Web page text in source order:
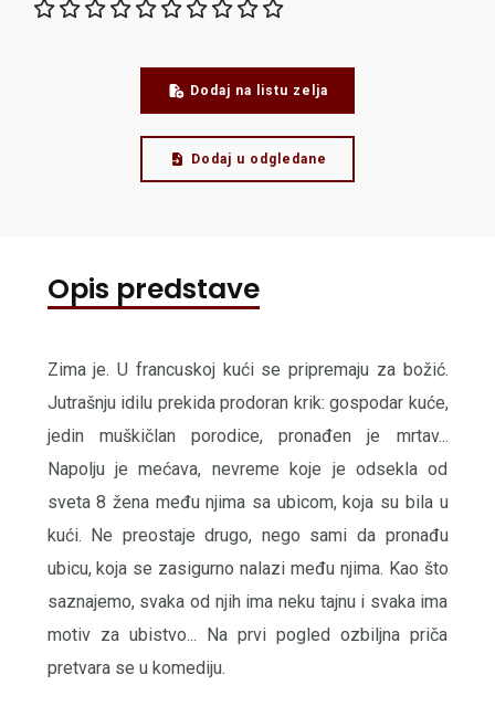
Dodaj na listu zelja
Dodaj u odgledane
Opis predstave
Zima je. U francuskoj kući se pripremaju za božić.
Jutrašnju idilu prekida prodoran krik: gospodar kuće,
jedin muškičlan porodice, pronađen je mrtav...
Napolju je mećava, nevreme koje je odsekla od
sveta 8 žena među njima sa ubicom, koja su bila u
kući. Ne preostaje drugo, nego sami da pronađu
ubicu, koja se zasigurno nalazi među njima. Kao što
saznajemo, svaka od njih ima neku tajnu i svaka ima
motiv za ubistvo... Na prvi pogled ozbiljna priča
pretvara se u komediju.